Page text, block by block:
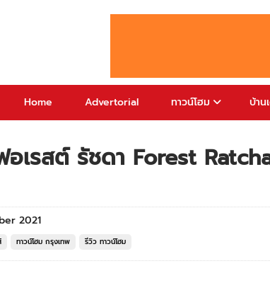
Home Advertorial ทาวน์โฮม บ้าน
เรสต์ รัชดา Forest
2021
ทาวน์โฮม กรุงเทพ รีวิว ทาวน์โฮม